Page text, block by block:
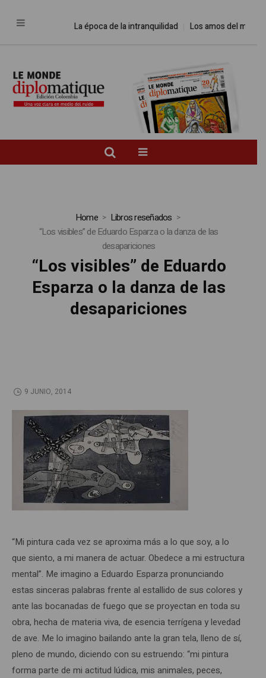
La época de la intranquilidad Los amos del mundo
Home
Libros reseñados
“Los visibles” de Eduardo Esparza o la danza de las
desapariciones
“Los visibles” de Eduardo
Esparza o la danza de las
desapariciones
9 JUNIO, 2014
“Mi pintura cada vez se aproxima más a lo que soy, a lo
que siento, a mi manera de actuar. Obedece a mi estructura
mental”. Me imagino a Eduardo Esparza pronunciando
estas sinceras palabras frente al estallido de sus colores y
ante las bocanadas de fuego que se proyectan en toda su
obra, hecha de materia viva, de esencia terrígena y levedad
de ave. Me lo imagino bailando ante la gran tela, lleno de sí,
pleno de mundo, diciendo con su estruendo: “mi pintura
forma parte de mi actitud lúdica, mis animales, peces,